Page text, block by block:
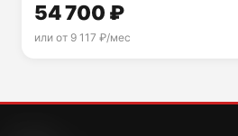
54 700 ₽
или от 9 117 ₽/мес